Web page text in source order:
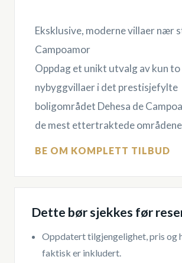
Eksklusive, moderne villaer nær
Campoamor
Oppdag et unikt utvalg av kun
nybyggvillaer i det prestisjefylte
boligområdet Dehesa de
de mest ettertraktede områdene
BE OM KOMPLETT TILBUD
Dette bør sjekkes før
Oppdatert tilgjengelighet, pris og
faktisk er inkludert.